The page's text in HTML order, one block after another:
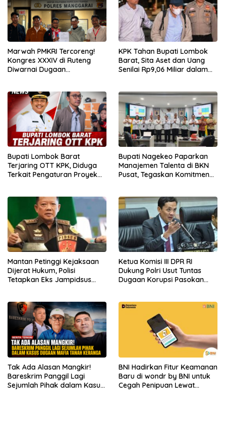
Marwah PMKRI Tercoreng!
Kongres XXXIV di Ruteng
Diwarnai Dugaan
Lapor Polisi
KPK Tahan Bupati Lombok
Barat, Sita Aset dan Uang
Senilai Rp9,06 Miliar dalam
Bupati Lombok Barat
Terjaring OTT KPK, Diduga
Terkait Pengaturan Proyek
Bupati Nagekeo Paparkan
Manajemen Talenta di BKN
Pusat, Tegaskan Komitmen
Mantan Petinggi Kejaksaan
Dijerat Hukum, Polisi
Tetapkan Eks Jampidsus
Ketua Komisi III DPR RI
Dukung Polri Usut Tuntas
Dugaan Korupsi Pasokan
Tak Ada Alasan Mangkir!
Bareskrim Panggil Lagi
Sejumlah Pihak dalam Kasus
BNI Hadirkan Fitur Keamanan
Baru di wondr by BNI untuk
Cegah Penipuan Lewat